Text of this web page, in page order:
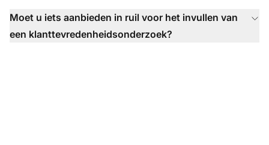
Moet u iets aanbieden in ruil voor het invullen van
een klanttevredenheidsonderzoek?